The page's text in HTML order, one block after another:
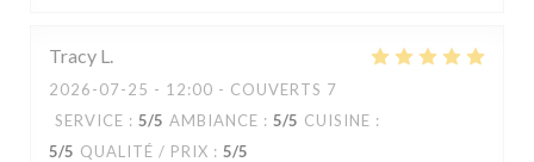
Tracy L
2026-07-25 - 12:00 - COUVERTS 7
SERVICE : 5/5 AMBIANCE : 5/5 CUISINE :
5/5 QUALITÉ / PRIX : 5/5